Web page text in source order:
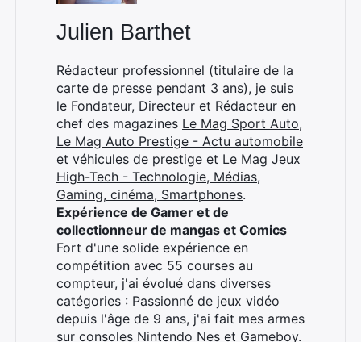
Julien Barthet
Rédacteur professionnel (titulaire de la
carte de presse pendant 3 ans), je suis
le Fondateur, Directeur et Rédacteur en
chef des magazines Le Mag Sport Auto,
Le Mag Auto Prestige - Actu automobile
et véhicules de prestige et Le Mag Jeux
High-Tech - Technologie, Médias,
Gaming, cinéma, Smartphones.
Expérience de Gamer et de
collectionneur de mangas et Comics
Fort d'une solide expérience en
compétition avec 55 courses au
compteur, j'ai évolué dans diverses
catégories : Passionné de jeux vidéo
depuis l'âge de 9 ans, j'ai fait mes armes
sur consoles Nintendo Nes et Gameboy.